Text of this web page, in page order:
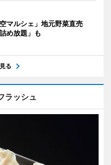
マルシェ」地元野菜直売
め放題」も
る
ラッシュ